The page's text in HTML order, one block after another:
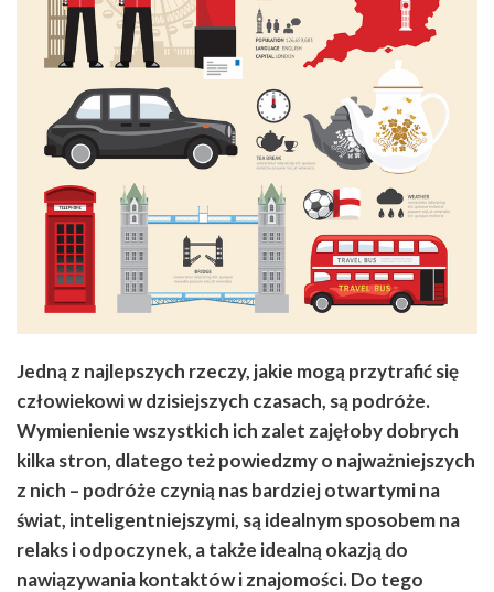
Jedną z najlepszych rzeczy, jakie mogą przytrafić się
człowiekowi w dzisiejszych czasach, są podróże.
Wymienienie wszystkich ich zalet zajęłoby dobrych
kilka stron, dlatego też powiedzmy o najważniejszych
z nich – podróże czynią nas bardziej otwartymi na
świat, inteligentniejszymi, są idealnym sposobem na
relaks i odpoczynek, a także idealną okazją do
nawiązywania kontaktów i znajomości. Do tego